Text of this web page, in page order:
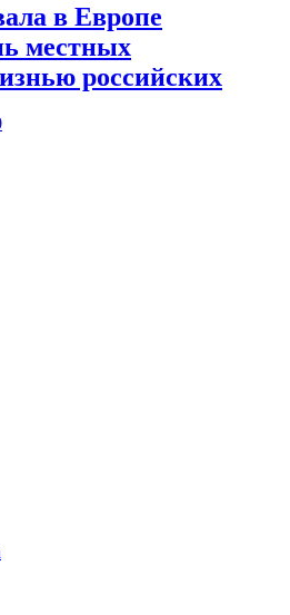
в Европе
местных
российских